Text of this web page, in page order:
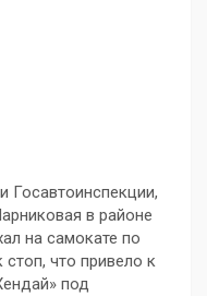
Госавтоинспекции,
в районе
на самокате по
что привело к
под